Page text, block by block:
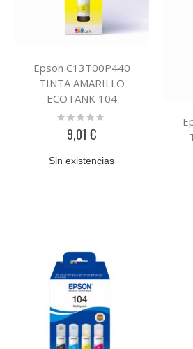
Epson C13T00P440
TINTA AMARILLO
ECOTANK 104
Rating:
9,01 €
Sin existencias